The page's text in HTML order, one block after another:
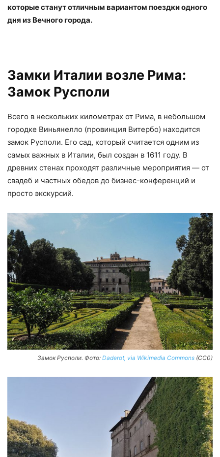
которые станут отличным вариантом поездки одного
дня из Вечного города.
Замки Италии возле Рима:
Замок Русполи
Всего в нескольких километрах от Рима, в небольшом
городке Виньянелло (провинция Витербо) находится
замок Русполи. Его сад, который считается одним из
самых важных в Италии, был создан в 1611 году. В
древних стенах проходят различные мероприятия — от
свадеб и частных обедов до бизнес-конференций и
просто экскурсий.
Замок Русполи. Фото: Daderot, via Wikimedia Commons (CC0)